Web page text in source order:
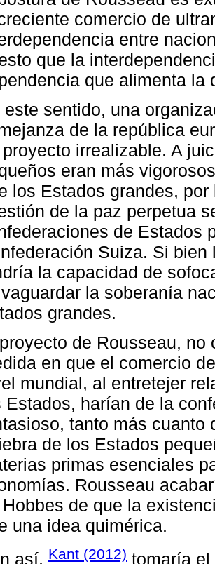
comercio de
entre
que la
que alimenta la
este sentido, una
de la república
irrealizable. A
eran más
los Estados grandes,
de la paz perpetua
de Estados
Suiza. Si
la capacidad de
la soberanía
grandes.
de Rousseau,
en que el comercio
mundial, al entretejer
Estados, harían de la
tanto más cuanto
de los Estados
primas esenciales
Rousseau
de que la
una idea quimérica.
así, Kant (2012) tomaría el